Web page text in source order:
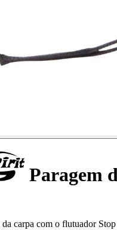
Paragem
carpa com o flutuador